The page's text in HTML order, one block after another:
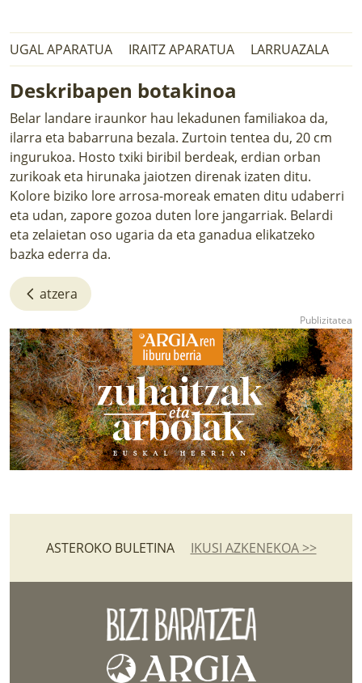
UGAL APARATUA IRAITZ APARATUA LARRUAZALA
Deskribapen botakinoa
Belar landare iraunkor hau lekadunen familiakoa da,
ilarra eta babarruna bezala. Zurtoin tentea du, 20 cm
ingurukoa. Hosto txiki biribil berdeak, erdian orban
zurikoak eta hirunaka jaiotzen direnak izaten ditu.
Kolore biziko lore arrosa-moreak ematen ditu udaberri
eta udan, zapore gozoa duten lore jangarriak. Belardi
eta zelaietan oso ugaria da eta ganadua elikatzeko
bazka ederra da.
atzera
ASTEROKO BULETINA IKUSI AZKENEKOA >>